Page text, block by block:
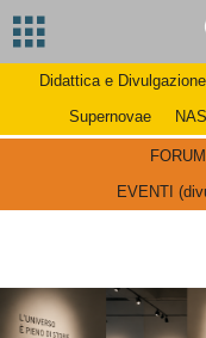
Didattica e Divulgazione
Supernovae
FORUM
EVENTI